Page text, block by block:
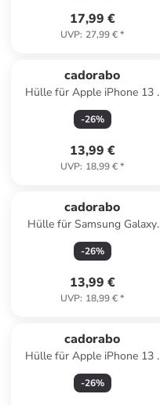
17,99 €
UVP: 27,99 €*
cadorabo
Hülle für Apple iPhone 13 /
14 Glitzer Schutzhülle in Grau
-26%
13,99 €
UVP: 18,99 €*
cadorabo
Hülle für Samsung Galaxy
S25 Ultra Glitzer Schutzhülle
in Lila
-26%
13,99 €
UVP: 18,99 €*
cadorabo
Hülle für Apple iPhone 13 /
14 Glitzer Schutzhülle in
Schwarz
-26%